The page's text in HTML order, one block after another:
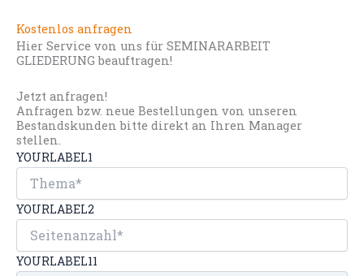
Kostenlos anfragen
Hier Service von uns für SEMINARARBEIT
GLIEDERUNG beauftragen!
Jetzt anfragen!
Anfragen bzw. neue Bestellungen von unseren
Bestandskunden bitte direkt an Ihren Manager
stellen.
YOURLABEL1
YOURLABEL2
YOURLABEL11